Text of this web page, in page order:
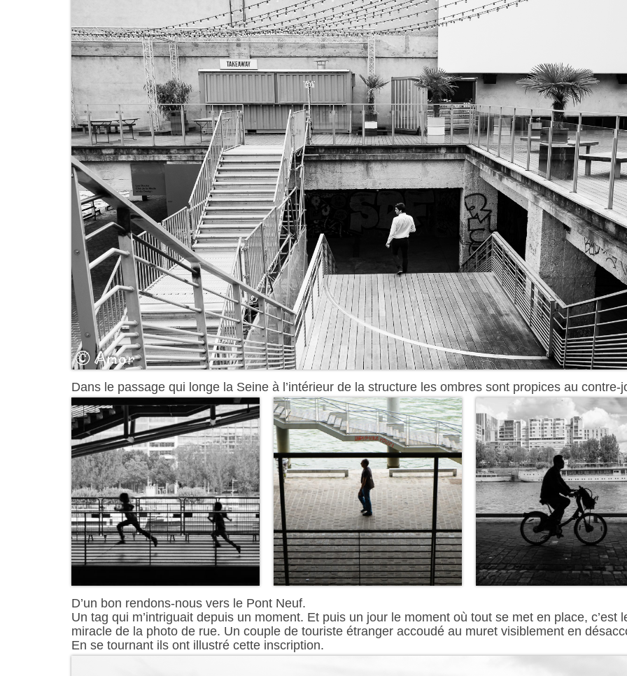
Dans le passage qui longe la Seine à l’intérieur de la structure les ombres sont propices au contre-
D’un bon rendons-nous vers le Pont Neuf.
Un tag qui m’intriguait depuis un moment. Et puis un jour le moment où tout se met en place, c’est
miracle de la photo de rue. Un couple de touriste étranger accoudé au muret visiblement en
En se tournant ils ont illustré cette inscription.